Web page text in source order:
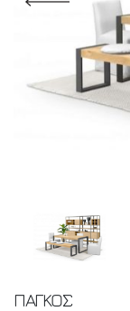
ΠΑΓΚΟΣ